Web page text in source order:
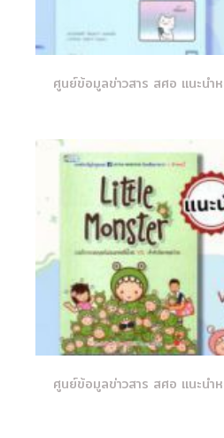
ศูนย์ข้อมูลข่าวสาร สศอ แนะนำ
ศูนย์ข้อมูลข่าวสาร สศอ แนะนำ